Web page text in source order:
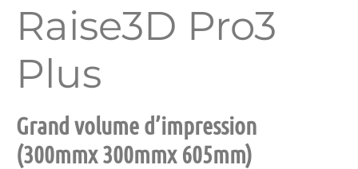
Raise3D Pro3
Plus
Grand volume d’impression
(300mmx 300mmx 605mm)